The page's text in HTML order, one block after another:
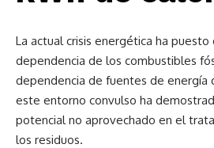
La actual crisis energética ha
dependencia de los combustibles
dependencia de fuentes de energía
este entorno convulso ha
potencial no aprovechado en el
los residuos.